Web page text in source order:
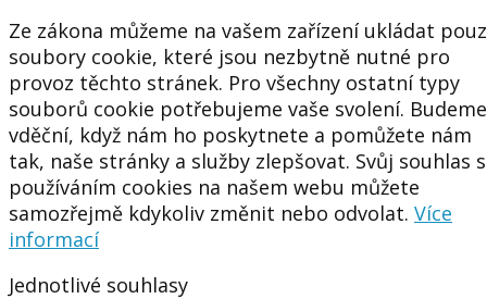
Ze zákona můžeme na vašem zařízení ukládat
soubory cookie, které jsou nezbytně nutné pro
provoz těchto stránek. Pro všechny ostatní typy
souborů cookie potřebujeme vaše svolení. Budeme
vděční, když nám ho poskytnete a pomůžete nám
tak, naše stránky a služby zlepšovat. Svůj souhlas s
používáním cookies na našem webu můžete
samozřejmě kdykoliv změnit nebo odvolat. Více
informací
Jednotlivé souhlasy